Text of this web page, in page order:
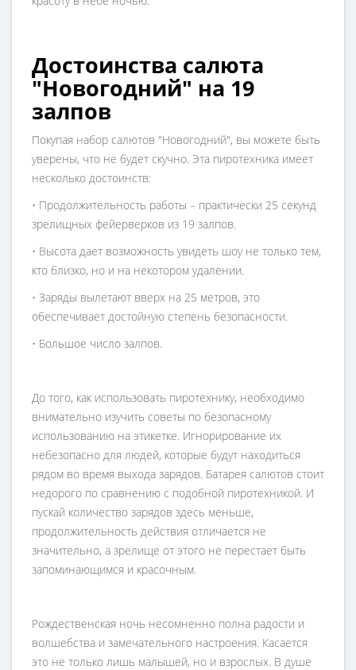
Достоинства салюта
"Новогодний" на 19
залпов
Покупая набор салютов "Новогодний", вы можете быть
уверены, что не будет скучно. Эта пиротехника имеет
несколько достоинств:
• Продолжительность работы – практически 25 секунд
зрелищных фейерверков из 19 залпов.
• Высота дает возможность увидеть шоу не только тем,
кто близко, но и на некотором удалении.
• Заряды вылетают вверх на 25 метров, это
обеспечивает достойную степень безопасности.
• Большое число залпов.
До того, как использовать пиротехнику, необходимо
внимательно изучить советы по безопасному
использованию на этикетке. Игнорирование их
небезопасно для людей, которые будут находиться
рядом во время выхода зарядов. Батарея салютов стоит
недорого по сравнению с подобной пиротехникой. И
пускай количество зарядов здесь меньше,
продолжительность действия отличается не
значительно, а зрелище от этого не перестает быть
запоминающимся и красочным.
Рождественская ночь несомненно полна радости и
волшебства и замечательного настроения. Касается
это не только лишь малышей, но и взрослых. В душе